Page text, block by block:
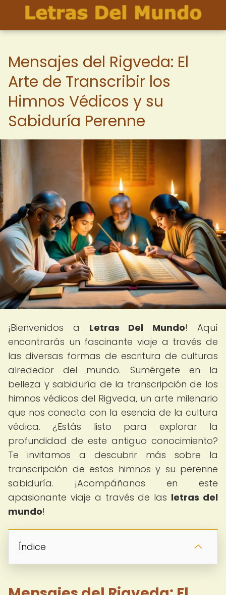
Mensajes del Rigveda: El
Arte de Transcribir los
Himnos Védicos y su
Sabiduría Perenne
¡Bienvenidos a Letras Del Mundo! Aquí
encontrarás un fascinante viaje a través de
las diversas formas de escritura de culturas
alrededor del mundo. Sumérgete en la
belleza y sabiduría de la transcripción de los
himnos védicos del Rigveda, un arte milenario
que nos conecta con la esencia de la cultura
védica. ¿Estás listo para explorar la
profundidad de este antiguo conocimiento?
Te invitamos a descubrir más sobre la
transcripción de estos himnos y su perenne
sabiduría. ¡Acompáñanos en este
apasionante viaje a través de las letras del
mundo!
Índice